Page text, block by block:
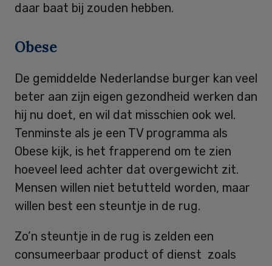
daar baat bij zouden hebben.
Obese
De gemiddelde Nederlandse burger kan veel
beter aan zijn eigen gezondheid werken dan
hij nu doet, en wil dat misschien ook wel.
Tenminste als je een TV programma als
Obese kijk, is het frapperend om te zien
hoeveel leed achter dat overgewicht zit.
Mensen willen niet betutteld worden, maar
willen best een steuntje in de rug.
Zo’n steuntje in de rug is zelden een
consumeerbaar product of dienst zoals